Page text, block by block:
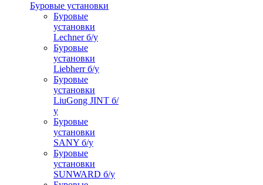
Буровые установки
Буровые
установки
Lechner б/у
Буровые
установки
Liebherr б/у
Буровые
установки
LiuGong JINT б/
у
Буровые
установки
SANY б/у
Буровые
установки
SUNWARD б/у